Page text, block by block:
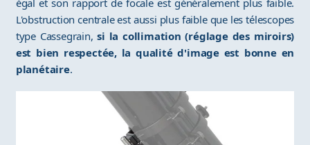
égal et son rapport de focale est généralement plus faible.
L'obstruction centrale est aussi plus faible que les télescopes
type Cassegrain,si la collimation (réglage des miroirs)
est bien respectée, la qualité d'image est bonne en
planétaire.